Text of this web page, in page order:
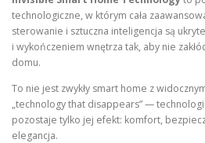
technologiczne, w którym cała
sterowanie i sztuczna inteligencja są
i wykończeniem wnętrza tak, aby nie
domu.
To nie jest zwykły smart home z
„technology that disappears” —
pozostaje tylko jej efekt: komfort,
elegancja.